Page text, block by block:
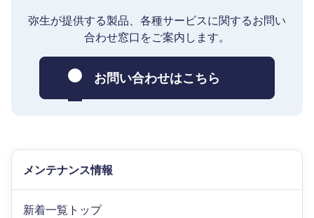
弥生が提供する製品、各種サービスに関するお問い
合わせ窓口をご案内します。
お問い合わせはこちら
メンテナンス情報
新着一覧トップ